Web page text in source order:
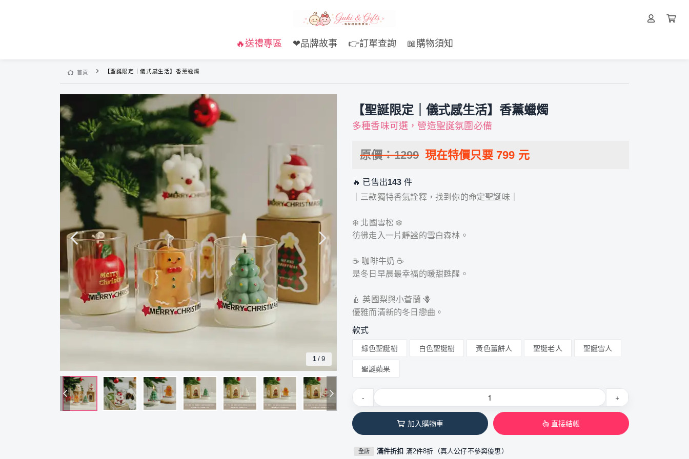
🔥送禮專區 ❤品牌故事 👉訂單查詢 📖購物須知
首頁 【聖誕限定｜儀式感生活】香薰蠟燭
1 / 9
【聖誕限定｜儀式感生活】香薰蠟燭
多種香味可選，營造聖誕氛圍必備
原價：1299 現在特價只要 799 元
🔥 已售出143 件
｜三款獨特香氣詮釋，找到你的命定聖誕味｜
❄️ 北國雪松 ❄️
彷彿走入一片靜謐的雪白森林。
☕ 咖啡牛奶 ☕️
是冬日早晨最幸福的暖甜甦醒。
🍐 英國梨與小蒼蘭 🪻
優雅而清新的冬日戀曲。
款式
綠色聖誕樹 白色聖誕樹 黃色薑餅人 聖誕老人
聖誕雪人
聖誕蘋果
- +
加入購物車 直接結帳
全店 滿件折扣 滿2件8折（真人公仔不參與優惠）